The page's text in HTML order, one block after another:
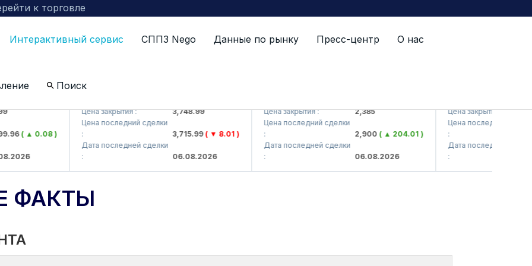
к торговле
Интерактивный сервис СППЗ Nego Данные по рынку Пресс-центр О нас
Поиск
( ▲ 0.08 )
Цена закрытия :
3,748.99
Цена последний сделки
3,715.99( ▼ 8.01 )
Дата последней сделки
06.08.2026
Цена закрытия :
2,385
Цена последний сделки
2,900( ▲ 204.01 )
Дата последней сделки
06.08.2026
Цена закрытия :
Цена последний сделки
Дата последней сделки
ФАКТЫ